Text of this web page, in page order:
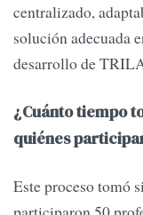
centralizado,
solución adecuada
desarrollo de
¿Cuánto tiempo
quiénes
Este proceso tomó